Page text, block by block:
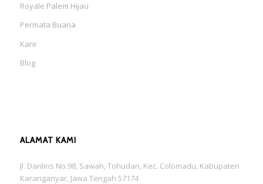
Royale Palem Hijau
Permata Buana
Karir
Blog
ALAMAT KAMI
Jl. Danliris No.98, Sawah, Tohudan, Kec. Colomadu, Kabupaten
Karanganyar, Jawa Tengah 57174